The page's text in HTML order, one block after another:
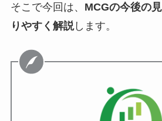
そこで今回は、 MCGの今後の
りやすく解説します。